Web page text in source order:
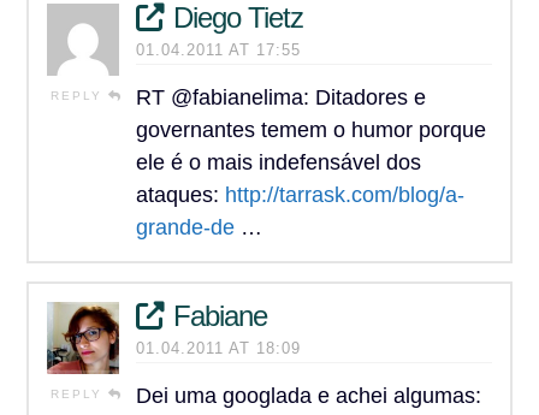
REPLY
Diego Tietz
01.04.2011 AT 17:55
RT @fabianelima: Ditadores e
governantes temem o humor porque
ele é o mais indefensável dos
ataques: http://tarrask.com/blog/a-
grande-de …
REPLY
Fabiane
01.04.2011 AT 18:09
Dei uma googlada e achei algumas: